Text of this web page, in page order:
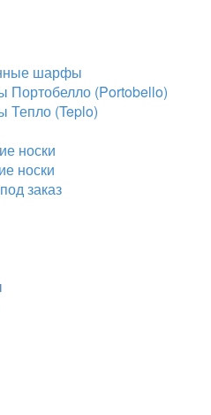
шарфы
(Portobello)
(Teplo)
носки
носки
заказ